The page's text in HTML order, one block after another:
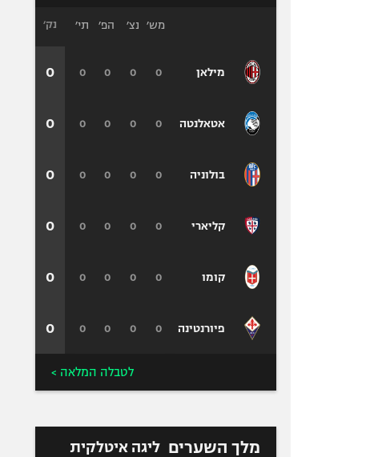
מילאן
אטאלנטה
בולוניה
קליארי
קומו
פיורנטינה
מש׳ נצ׳ הפ׳ תי׳
0
0
0
0
0
0
0
0
0
0
0
0
0
0
0
0
0
0
0
0
0
0
0
0
נק׳
0
0
0
0
0
0
לטבלה המלאה >
מלך השערים ליגה איטלקית